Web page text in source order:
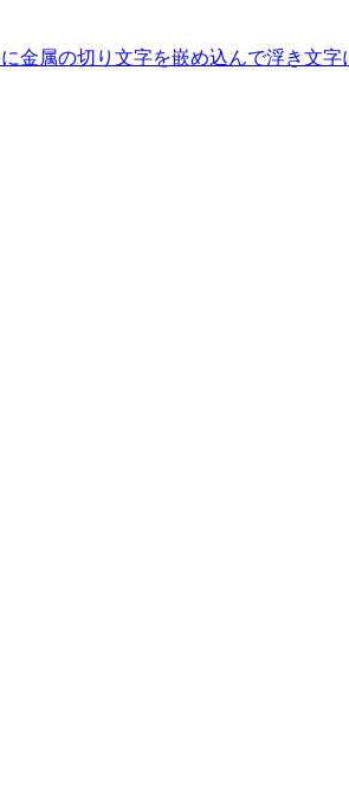
属の切り文字を嵌め込んで浮き文